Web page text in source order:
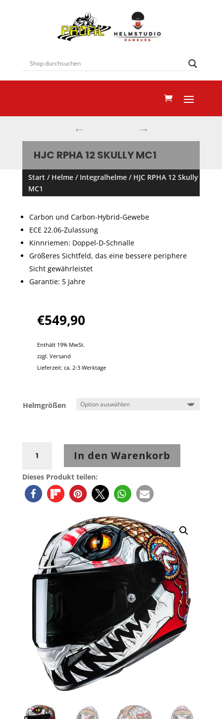
← →
HJC RPHA 12 SKULLY MC1
Dieses Produkt teilen:
Start / Helme/ Integralhelme/ HJC RPHA 12 Skully
MC1
Carbon und Carbon-Hybrid-Gewebe
ECE 22.06-Zulassung
Kinnriemen: Doppel-D-Schnalle
Größeres Sichtfeld, das eine bessere periphere
Sicht gewährleistet
Garantie: 5 Jahre
€549,90
Enthält 19% MwSt.
zzgl. Versand
Lieferzeit: ca. 2-3 Werktage
Helmgrößen
RPHA
Skully
MC1
Menge
In den Warenkorb